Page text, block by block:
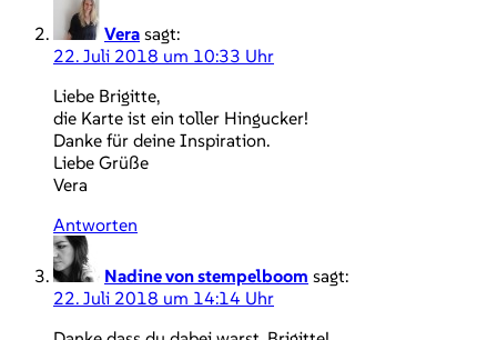
Vera sagt:
22. Juli 2018 um 10:33 Uhr
Liebe Brigitte,
die Karte ist ein toller Hingucker!
Danke für deine Inspiration.
Liebe Grüße
Vera
Antworten
Nadine von stempelboom sagt:
22. Juli 2018 um 14:14 Uhr